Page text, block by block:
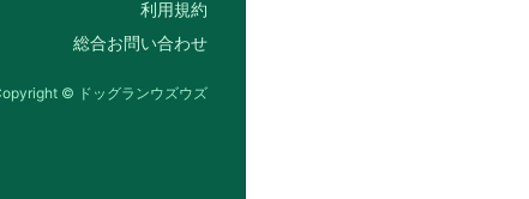
利用規約
総合お問い合わせ
© ドッグランウズウズ